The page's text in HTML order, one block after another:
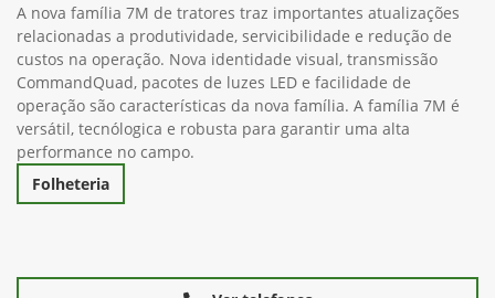
A nova família 7M de tratores traz importantes atualizações
relacionadas a produtividade, servicibilidade e redução de
custos na operação. Nova identidade visual, transmissão
CommandQuad, pacotes de luzes LED e facilidade de
operação são características da nova família. A família 7M é
versátil, tecnólogica e robusta para garantir uma alta
performance no campo.
Folheteria